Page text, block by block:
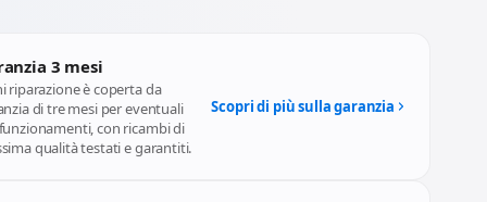
3 mesi
riparazione è coperta da
di tre mesi per eventuali
con ricambi di
qualità testati e garantiti.
Scopri di più sulla garanzia